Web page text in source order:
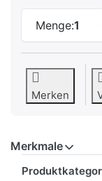
Menge:1
Merken
Merkmale